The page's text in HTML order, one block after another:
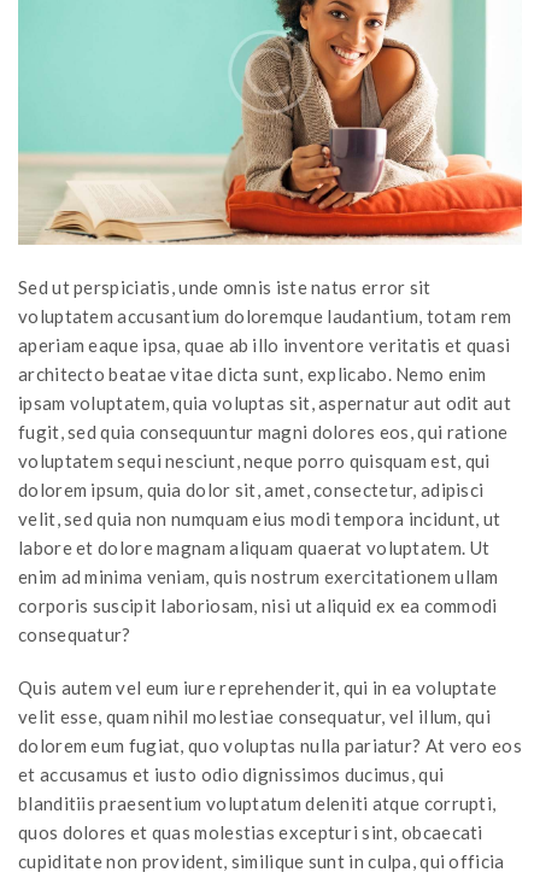
Sed ut perspiciatis, unde omnis iste natus error sit
voluptatem accusantium doloremque laudantium, totam rem
aperiam eaque ipsa, quae ab illo inventore veritatis et quasi
architecto beatae vitae dicta sunt, explicabo. Nemo enim
ipsam voluptatem, quia voluptas sit, aspernatur aut odit aut
fugit, sed quia consequuntur magni dolores eos, qui ratione
voluptatem sequi nesciunt, neque porro quisquam est, qui
dolorem ipsum, quia dolor sit, amet, consectetur, adipisci
velit, sed quia non numquam eius modi tempora incidunt, ut
labore et dolore magnam aliquam quaerat voluptatem. Ut
enim ad minima veniam, quis nostrum exercitationem ullam
corporis suscipit laboriosam, nisi ut aliquid ex ea commodi
consequatur?
Quis autem vel eum iure reprehenderit, qui in ea voluptate
velit esse, quam nihil molestiae consequatur, vel illum, qui
dolorem eum fugiat, quo voluptas nulla pariatur? At vero eos
et accusamus et iusto odio dignissimos ducimus, qui
blanditiis praesentium voluptatum deleniti atque corrupti,
quos dolores et quas molestias excepturi sint, obcaecati
cupiditate non provident, similique sunt in culpa, qui officia